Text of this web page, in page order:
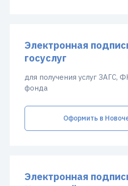
Электронная
госуслуг
для получения услуг ЗАГС,
фонда
Оформить в
Электронная